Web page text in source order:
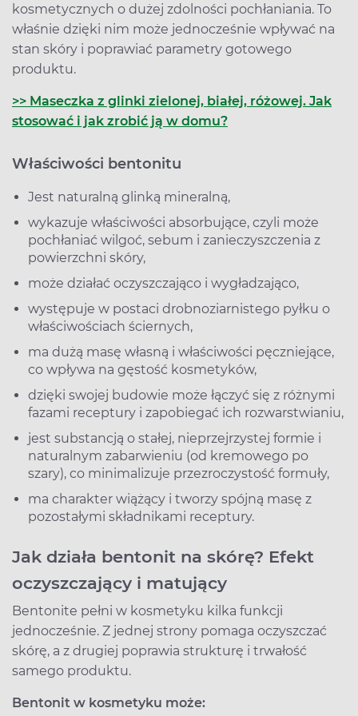
kosmetycznych o dużej zdolności pochłaniania. To
właśnie dzięki nim może jednocześnie wpływać na
stan skóry i poprawiać parametry gotowego
produktu.
>> Maseczka z glinki zielonej, białej, różowej. Jak
stosować i jak zrobić ją w domu?
Właściwości bentonitu
Jest naturalną glinką mineralną,
wykazuje właściwości absorbujące, czyli może
pochłaniać wilgoć, sebum i zanieczyszczenia z
powierzchni skóry,
może działać oczyszczająco i wygładzająco,
występuje w postaci drobnoziarnistego pyłku o
właściwościach ściernych,
ma dużą masę własną i właściwości pęczniejące,
co wpływa na gęstość kosmetyków,
dzięki swojej budowie może łączyć się z różnymi
fazami receptury i zapobiegać ich rozwarstwianiu,
jest substancją o stałej, nieprzejrzystej formie i
naturalnym zabarwieniu (od kremowego po
szary), co minimalizuje przezroczystość formuły,
ma charakter wiążący i tworzy spójną masę z
pozostałymi składnikami receptury.
Jak działa bentonit na skórę? Efekt
oczyszczający i matujący
Bentonite pełni w kosmetyku kilka funkcji
jednocześnie. Z jednej strony pomaga oczyszczać
skórę, a z drugiej poprawia strukturę i trwałość
samego produktu.
Bentonit w kosmetyku może: